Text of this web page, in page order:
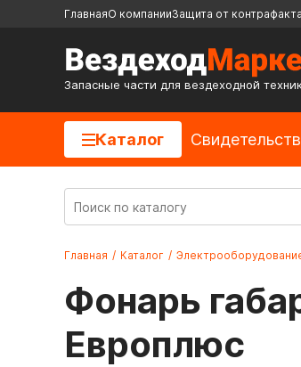
ГлавнаяО компанииЗащита от контрафакта
Запасные части для вездеходной
Каталог
Главная / Каталог /
Фонарь
Европлюс